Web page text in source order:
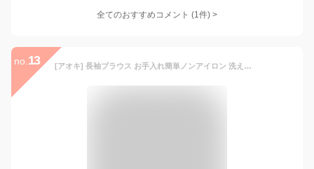
全てのおすすめコメント (1件) >
no. 13 [アオキ] 長袖ブラウス お手入れ簡単ノンアイロン 洗える 綿100 UVカット シャツ トップス レディース 【シャツカラー】 白無地(LMFC1000) 9